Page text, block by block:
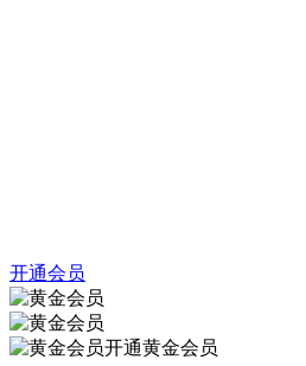
开通会员
开通黄金会员